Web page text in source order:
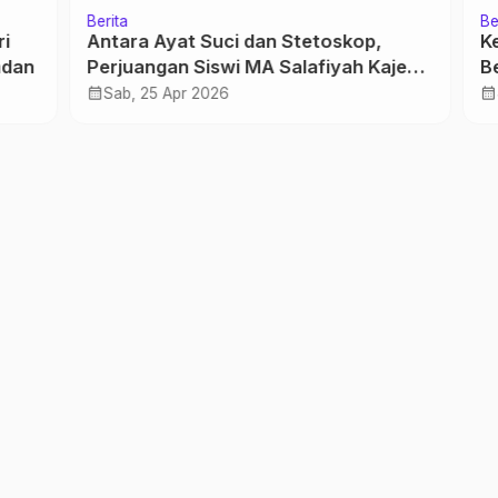
Ayat Suci dan Stetoskop,
Siswi MA Salafiyah Kajen
Harapan Jadi Dokter
25 Apr 2026
Ketum PBNU:
Bentuk
Jum, 24 Jan 2025